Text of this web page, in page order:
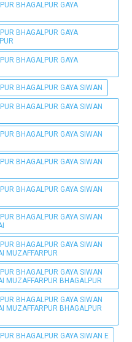
BHAGALPUR GAYA
BHAGALPUR GAYA
BHAGALPUR GAYA
BHAGALPUR GAYA SIWAN
BHAGALPUR GAYA SIWAN
BHAGALPUR GAYA SIWAN
BHAGALPUR GAYA SIWAN
BHAGALPUR GAYA SIWAN
BHAGALPUR GAYA SIWAN
BHAGALPUR GAYA SIWAN
MUZAFFARPUR
BHAGALPUR GAYA SIWAN
MUZAFFARPUR BHAGALPUR
BHAGALPUR GAYA SIWAN
MUZAFFARPUR BHAGALPUR
BHAGALPUR GAYA SIWAN E